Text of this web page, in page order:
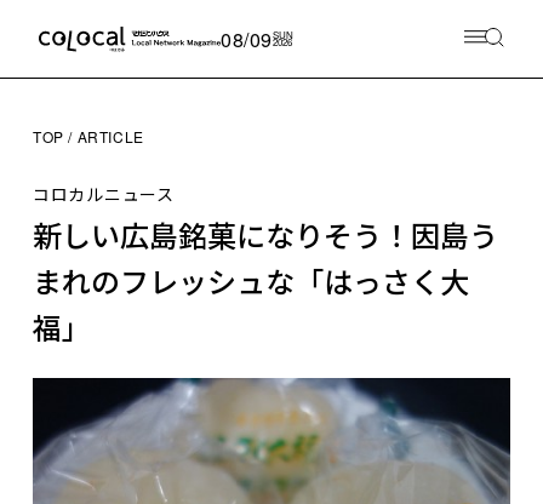
08/09SUN
2026
TOP ARTICLE
コロカルニュース
新しい広島銘菓になりそう！因島う
まれのフレッシュな「はっさく大
福」